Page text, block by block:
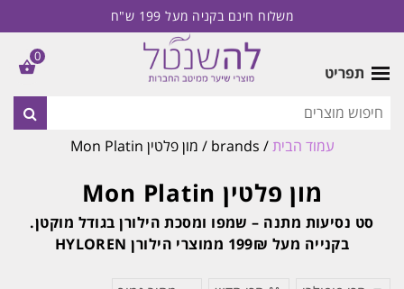
משלוח חינם בקניה מעל 199 ש"ח
תפריט
עמוד הבית/ brands / מון פלטין Mon Platin
מון פלטין Mon Platin
סט נסיעות מתנה – שמפו ומסכת הילורן בגודל מוקטן.
בקנייה מעל 199₪ ממוצרי הילורן HYLOREN
0